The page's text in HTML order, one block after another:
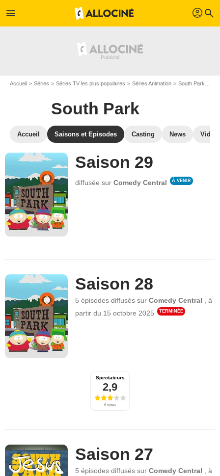
menu profil search
Accueil Séries Séries TV les plus populaires Séries Animation South Park
South Park
Accueil Saisons et Episodes Casting News
Saison 29
diffusée surComedy Central À VENIR
Saison 28
5 épisodes diffusés surComedy Central ,à
partir du 15 octobre 2025 TERMINÉE
Spectateurs
2,9
6 notes
Saison 27
5 épisodes diffusés surComedy Central ,à